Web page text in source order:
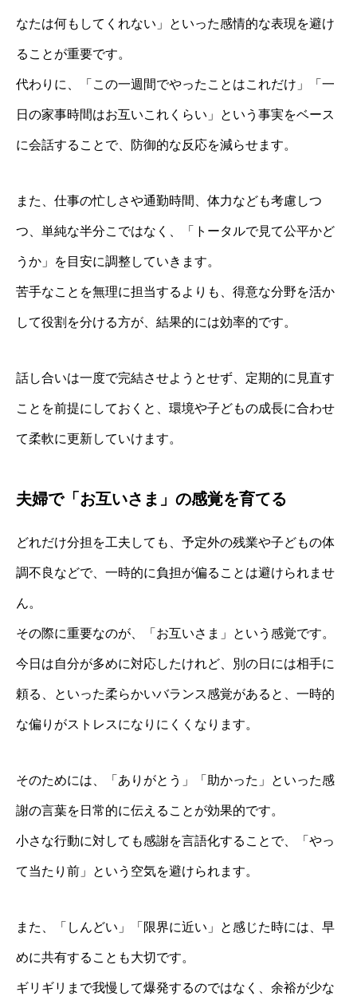
なたは何もしてくれない」といった感情的な表現を避け
ることが重要です。
代わりに、「この一週間でやったことはこれだけ」「一
日の家事時間はお互いこれくらい」という事実をベース
に会話することで、防御的な反応を減らせます。
また、仕事の忙しさや通勤時間、体力なども考慮しつ
つ、単純な半分こではなく、「トータルで見て公平かど
うか」を目安に調整していきます。
苦手なことを無理に担当するよりも、得意な分野を活か
して役割を分ける方が、結果的には効率的です。
話し合いは一度で完結させようとせず、定期的に見直す
ことを前提にしておくと、環境や子どもの成長に合わせ
て柔軟に更新していけます。
夫婦で「お互いさま」の感覚を育てる
どれだけ分担を工夫しても、予定外の残業や子どもの体
調不良などで、一時的に負担が偏ることは避けられませ
ん。
その際に重要なのが、「お互いさま」という感覚です。
今日は自分が多めに対応したけれど、別の日には相手に
頼る、といった柔らかいバランス感覚があると、一時的
な偏りがストレスになりにくくなります。
そのためには、「ありがとう」「助かった」といった感
謝の言葉を日常的に伝えることが効果的です。
小さな行動に対しても感謝を言語化することで、「やっ
て当たり前」という空気を避けられます。
また、「しんどい」「限界に近い」と感じた時には、早
めに共有することも大切です。
ギリギリまで我慢して爆発するのではなく、余裕が少な